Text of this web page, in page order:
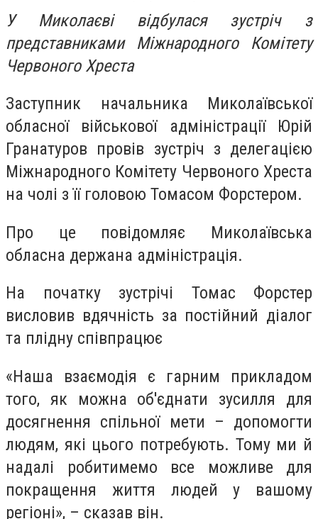
У Миколаєві відбулася зустріч з
представниками Міжнародного Комітету
Червоного Хреста
Заступник начальника Миколаївської
обласної військової адміністрації Юрій
Гранатуров провів зустріч з делегацією
Міжнародного Комітету Червоного Хреста
на чолі з її головою Томасом Форстером.
Про це повідомляє Миколаївська
обласна держана адміністрація.
На початку зустрічі Томас Форстер
висловив вдячність за постійний діалог
та плідну співпрацює
«Наша взаємодія є гарним прикладом
того, як можна об'єднати зусилля для
досягнення спільної мети – допомогти
людям, які цього потребують. Тому ми й
надалі робитимемо все можливе для
покращення життя людей у вашому
регіоні», – сказав він.